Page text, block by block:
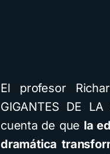
El profesor
GIGANTES DE
cuenta de que la
dramática